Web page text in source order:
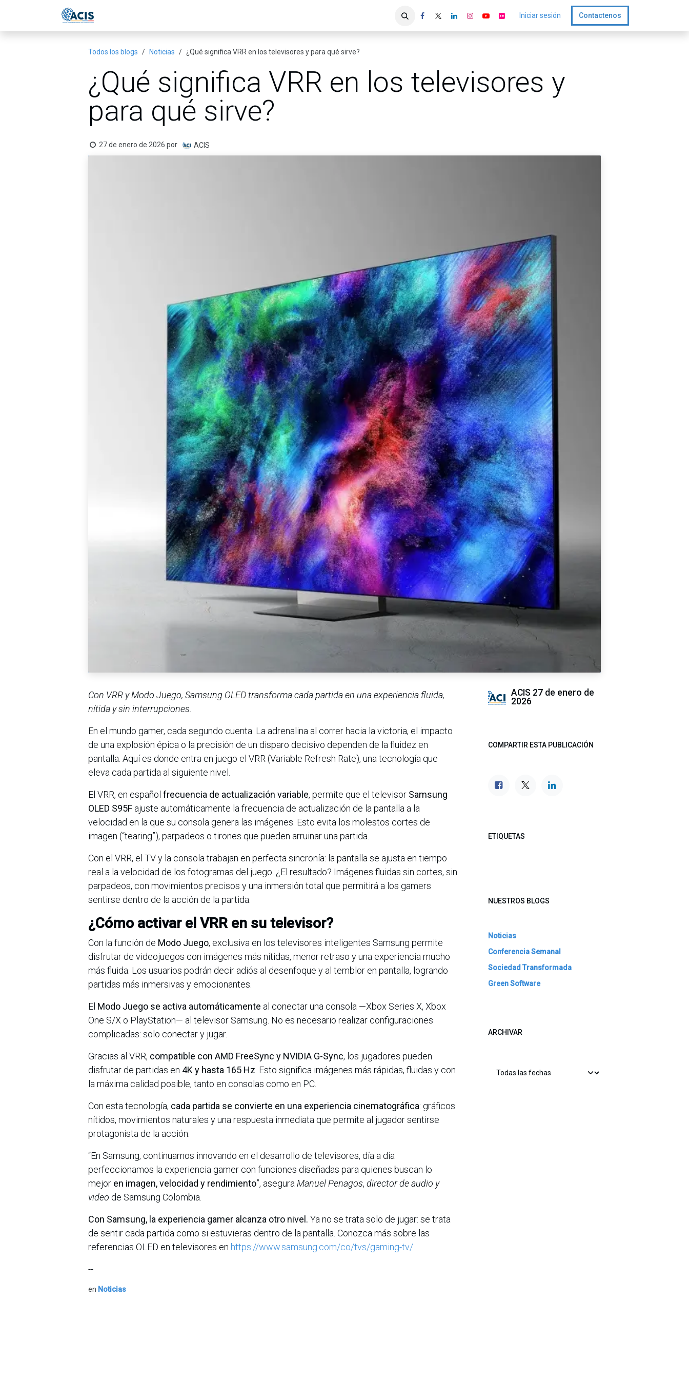
Iniciar sesión Contactenos
Todos los blogs Noticias ¿Qué significa VRR en los televisores y para qué sirve?
¿Qué significa VRR en los televisores y
para qué sirve?
27 de enero de 2026 por ACIS
Con VRR y Modo Juego, Samsung OLED transforma cada partida en una experiencia fluida,
nítida y sin interrupciones.
En el mundo gamer, cada segundo cuenta. La adrenalina al correr hacia la victoria, el impacto
de una explosión épica o la precisión de un disparo decisivo dependen de la fluidez en
pantalla. Aquí es donde entra en juego el VRR (Variable Refresh Rate), una tecnología que
eleva cada partida al siguiente nivel.
El VRR, en español frecuencia de actualización variable, permite que el televisor Samsung
OLED S95F ajuste automáticamente la frecuencia de actualización de la pantalla a la
velocidad en la que su consola genera las imágenes. Esto evita los molestos cortes de
imagen (“tearing”), parpadeos o tirones que pueden arruinar una partida.
Con el VRR, el TV y la consola trabajan en perfecta sincronía: la pantalla se ajusta en tiempo
real a la velocidad de los fotogramas del juego. ¿El resultado? Imágenes fluidas sin cortes, sin
parpadeos, con movimientos precisos y una inmersión total que permitirá a los gamers
sentirse dentro de la acción de la partida.
¿Cómo activar el VRR en su televisor?
Con la función de Modo Juego, exclusiva en los televisores inteligentes Samsung permite
disfrutar de videojuegos con imágenes más nítidas, menor retraso y una experiencia mucho
más fluida. Los usuarios podrán decir adiós al desenfoque y al temblor en pantalla, logrando
partidas más inmersivas y emocionantes.
El Modo Juego se activa automáticamente al conectar una consola —Xbox Series X, Xbox
One S/X o PlayStation— al televisor Samsung. No es necesario realizar configuraciones
complicadas: solo conectar y jugar.
Gracias al VRR, compatible con AMD FreeSync y NVIDIA G-Sync, los jugadores pueden
disfrutar de partidas en 4K y hasta 165 Hz . Esto significa imágenes más rápidas, fluidas y con
la máxima calidad posible, tanto en consolas como en PC.
Con esta tecnología, cada partida se convierte en una experiencia cinematográfica: gráficos
nítidos, movimientos naturales y una respuesta inmediata que permite al jugador sentirse
protagonista de la acción.
“En Samsung, continuamos innovando en el desarrollo de televisores, día a día
perfeccionamos la experiencia gamer con funciones diseñadas para quienes buscan lo
mejor en imagen, velocidad y rendimiento”, asegura Manuel Penagos, director de audio y
video de Samsung Colombia.
Con Samsung, la experiencia gamer alcanza otro nivel. Ya no se trata solo de jugar: se trata
de sentir cada partida como si estuvieras dentro de la pantalla. Conozca más sobre las
referencias OLED en televisores en https://www.samsung.com/co/tvs/gaming-tv/
--
en Noticias
ACIS 27 de enero de
2026
COMPARTIR ESTA PUBLICACIÓN
ETIQUETAS
NUESTROS BLOGS
Noticias
Conferencia Semanal
Sociedad Transformada
Green Software
ARCHIVAR